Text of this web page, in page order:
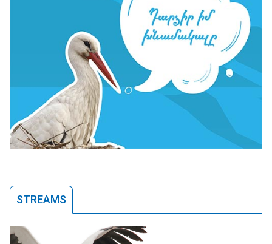
STREAMS